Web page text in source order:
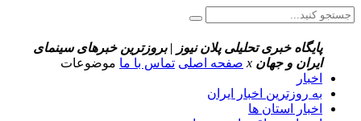
پایگاه خبری تحلیلی پلان نیوز | بروزترین خبرهای سینمای
ایران و جهان x صفحه اصلی تماس با ما موضوعات
اخبار
به روزترین اخبار ایران
اخبار استان ها